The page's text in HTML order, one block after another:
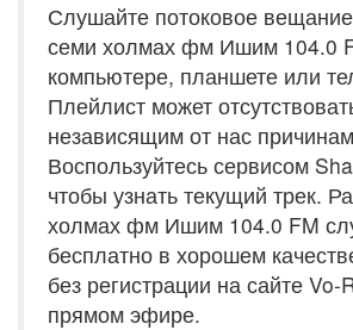
Слушайте потоковое
семи холмах фм Ишим 104.0
компьютере, планшете или
Плейлист может
независящим от нас
Воспользуйтесь сервисом
чтобы узнать текущий трек.
холмах фм Ишим 104.0 FM
бесплатно в хорошем
без регистрации на сайте Vo-
прямом эфире.